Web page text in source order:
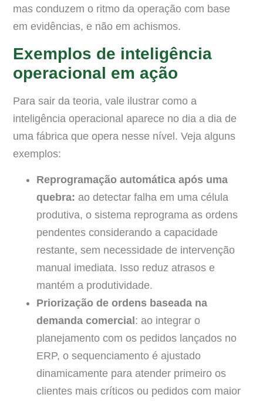
mas conduzem o ritmo da operação com base
em evidências, e não em achismos.
Exemplos de inteligência
operacional em ação
Para sair da teoria, vale ilustrar como a
inteligência operacional aparece no dia a dia de
uma fábrica que opera nesse nível. Veja alguns
exemplos:
Reprogramação automática após uma
quebra: ao detectar falha em uma célula
produtiva, o sistema reprograma as ordens
pendentes considerando a capacidade
restante, sem necessidade de intervenção
manual imediata. Isso reduz atrasos e
mantém a produtividade.
Priorização de ordens baseada na
demanda comercial : ao integrar o
planejamento com os pedidos lançados no
ERP, o sequenciamento é ajustado
dinamicamente para atender primeiro os
clientes mais críticos ou pedidos com maior